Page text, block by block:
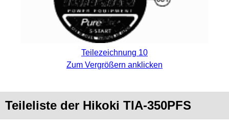
Teilezeichnung 10
Zum Vergrößern anklicken
Teileliste der Hikoki TIA-350PFS